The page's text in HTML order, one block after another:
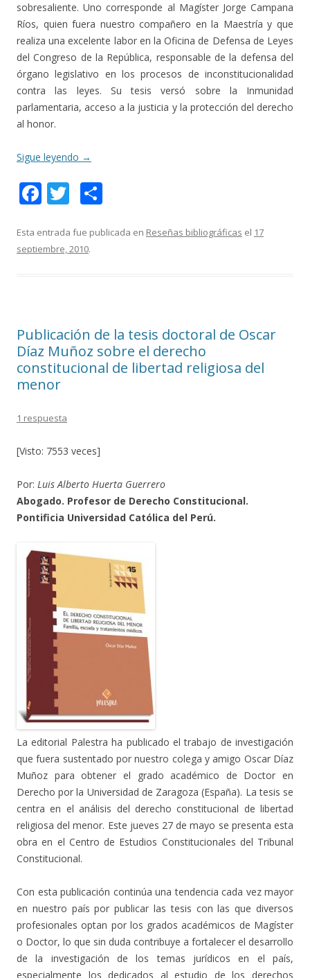
sobresaliente. Uno corresponde al Magíster Jorge Campana
Ríos, quien fuera nuestro compañero en la Maestría y que
realiza una excelente labor en la Oficina de Defensa de Leyes
del Congreso de la República, responsable de la defensa del
órgano legislativo en los procesos de inconstitucionalidad
contra las leyes. Su tesis versó sobre la Inmunidad
parlamentaria, acceso a la justicia y la protección del derecho
al honor.
Sigue leyendo →
F
e
b
k
T
itt
er
m
r
Esta entrada fue publicada en Reseñas bibliográficas el 17
septiembre, 2010.
Publicación de la tesis doctoral de Oscar
Díaz Muñoz sobre el derecho
constitucional de libertad religiosa del
menor
1 respuesta
[Visto: 7553 veces]
Por: Luis Alberto Huerta Guerrero
Abogado. Profesor de Derecho Constitucional.
Pontificia Universidad Católica del Perú.
La editorial Palestra ha publicado el trabajo de investigación
que fuera sustentado por nuestro colega y amigo Oscar Díaz
Muñoz para obtener el grado académico de Doctor en
Derecho por la Universidad de Zaragoza (España). La tesis se
centra en el análisis del derecho constitucional de libertad
religiosa del menor. Este jueves 27 de mayo se presenta esta
obra en el Centro de Estudios Constitucionales del Tribunal
Constitucional.
Con esta publicación continúa una tendencia cada vez mayor
en nuestro país por publicar las tesis con las que diversos
profesionales optan por los grados académicos de Magíster
o Doctor, lo que sin duda contribuye a fortalecer el desarrollo
de la investigación de los temas jurídicos en el país,
especialmente los dedicados al estudio de los derechos